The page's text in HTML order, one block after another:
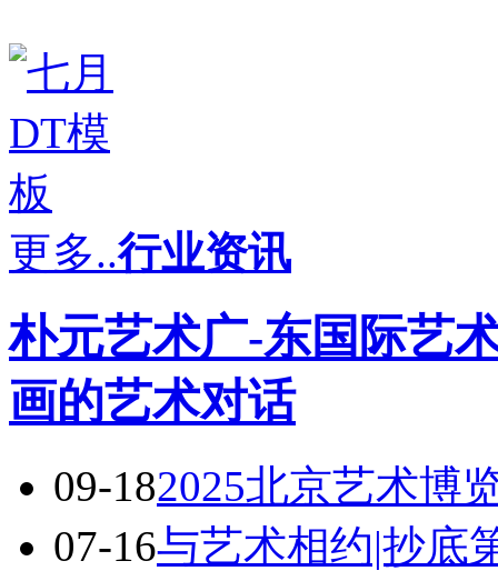
更多..行业资讯
朴元艺术广-东国际艺
画的艺术对话
09-182025北京艺术博
07-16与艺术相约|抄底